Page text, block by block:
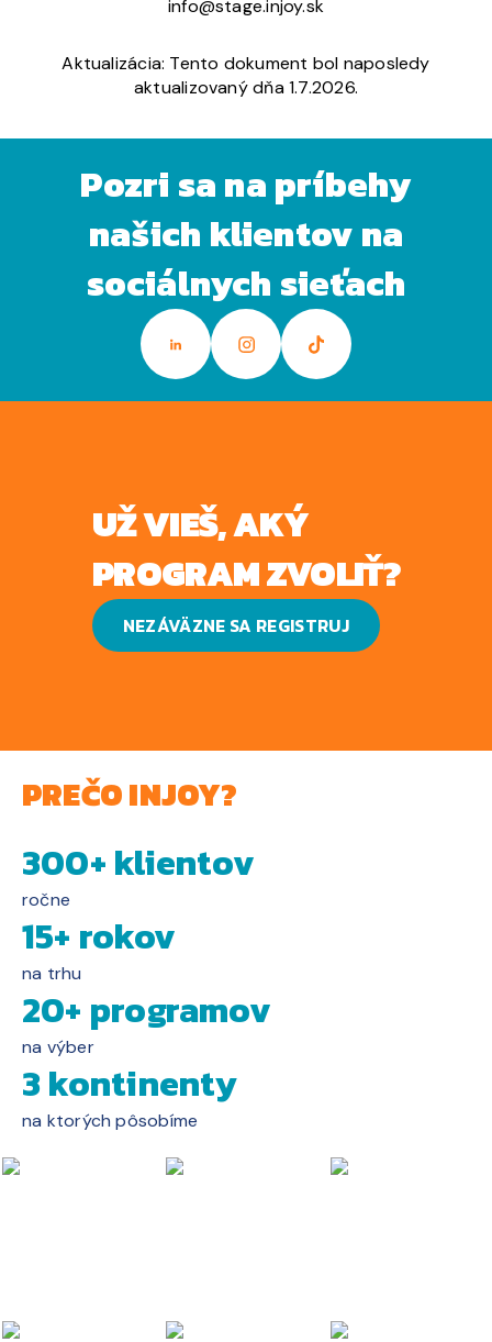
info@stage.injoy.sk
Aktualizácia: Tento dokument bol naposledy
aktualizovaný dňa 1.7.2026.
Pozri sa na príbehy
našich klientov na
sociálnych sieťach
UŽ VIEŠ, AKÝ
PROGRAM ZVOLIŤ?
NEZÁVÄZNE SA REGISTRUJ
PREČO INJOY?
300+ klientov
ročne
15+ rokov
na trhu
20+ programov
na výber
3 kontinenty
na ktorých pôsobíme